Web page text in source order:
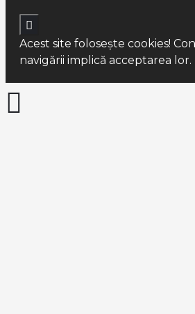
Acest site foloseşte cookies!
navigării implică acceptarea lor.